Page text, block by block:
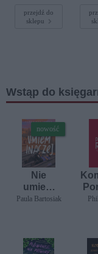
magnetyczn
przejdź do
sklepu
Wstąp do
nowość
Nie
umiem
inaczej
Paula Bartosiak